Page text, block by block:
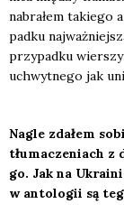
nabra­łem takie­go
pad­ku
przy­pad­ku
uchwyt­ne­go jak
Nagle zda­łem
tłu­ma­cze­niach
go. Jak na
w anto­lo­gii są